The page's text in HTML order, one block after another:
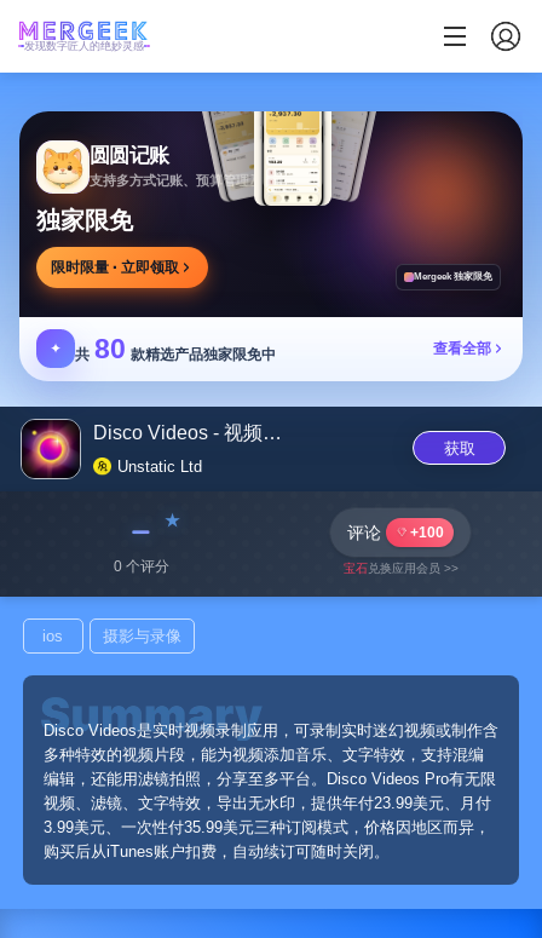
发现数字匠人的绝妙灵感
圆圆记账
支持多方式记账、预算管理及消费复盘，可本地保存
独家限免
限时限量 · 立即领取
Mergeek 独家限免
✦ 共 80 款精选产品独家限免中 查看全部
Disco Videos - 视频效果器
Unstatic Ltd
获取
﹣
0 个评分
评论 +100
宝石兑换应用会员 >>
ios 摄影与录像
Disco Videos是实时视频录制应用，可录制实时迷幻视频或制作含
多种特效的视频片段，能为视频添加音乐、文字特效，支持混编
编辑，还能用滤镜拍照，分享至多平台。Disco Videos Pro有无限
视频、滤镜、文字特效，导出无水印，提供年付23.99美元、月付
3.99美元、一次性付35.99美元三种订阅模式，价格因地区而异，
购买后从iTunes账户扣费，自动续订可随时关闭。